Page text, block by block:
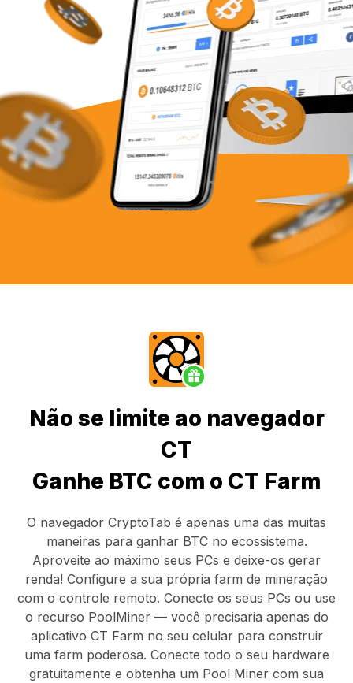
Não se limite ao navegador
CT
Ganhe BTC com o CT Farm
O navegador CryptoTab é apenas uma das muitas
maneiras para ganhar BTC no ecossistema.
Aproveite ao máximo seus PCs e deixe-os gerar
renda! Configure a sua própria farm de mineração
com o controle remoto. Conecte os seus PCs ou use
o recurso PoolMiner— você precisaria apenas do
aplicativo CT Farm no seu celular para construir
uma farm poderosa. Conecte todo o seu hardware
gratuitamente e obtenha um Pool Miner com sua